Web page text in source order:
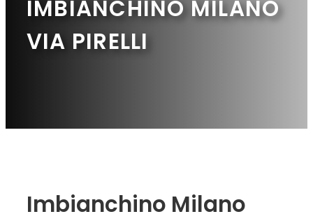
IMBIANCHINO MILANO
VIA PIRELLI
Imbianchino Milano